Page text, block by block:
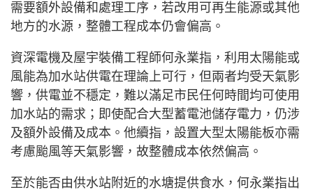
需要額外設備和處理工序，若改用可再生能源或其他
地方的水源，整體工程成本仍會偏高。
資深電機及屋宇裝備工程師何永業指，利用太陽能或
風能為加水站供電在理論上可行，但兩者均受天氣影
響，供電並不穩定，難以滿足市民任何時間均可使用
加水站的需求；即使配合大型蓄電池儲存電力，仍涉
及額外設備及成本。他續指，設置大型太陽能板亦需
考慮颱風等天氣影響，故整體成本依然偏高。
至於能否由供水站附近的水塘提供食水，何永業指出